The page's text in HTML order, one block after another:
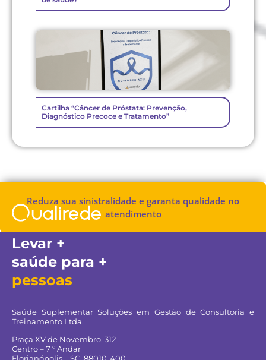
Cartilha “Câncer de Próstata: Prevenção,
Diagnóstico Precoce e Tratamento”
Reduza sua sinistralidade e garanta qualidade no
atendimento
Levar +
saúde para +
pessoas
Saúde Suplementar Soluções em Gestão de Consultoria e
Treinamento Ltda.
Praça XV de Novembro, 312
Centro – 7 º Andar